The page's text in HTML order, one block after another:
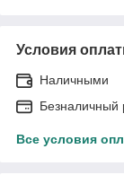
Условия
Наличными
Безналичный
Все условия